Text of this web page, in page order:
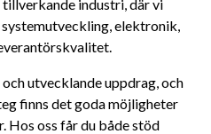
industri, där vi
elektronik,
utvecklande uppdrag, och
finns det goda möjligheter
Hos oss får du både stöd